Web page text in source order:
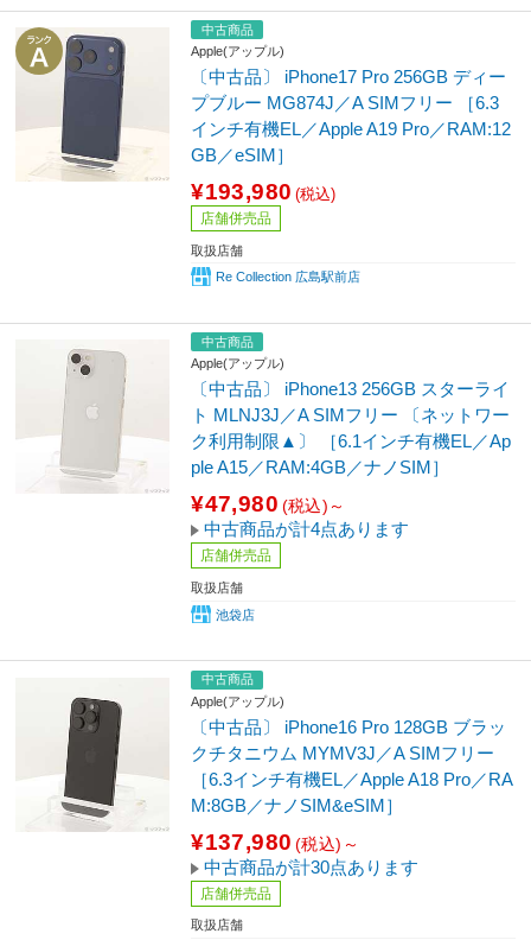
中古商品
Apple(アップル)
〔中古品〕 iPhone17 Pro 256GB ディー
プブルー MG874J／A SIMフリー ［6.3
インチ有機EL／Apple A19 Pro／RAM:12
GB／eSIM］
¥193,980 (税込)
店舗併売品
取扱店舗
Re Collection 広島駅前店
中古商品
Apple(アップル)
〔中古品〕 iPhone13 256GB スターライ
ト MLNJ3J／A SIMフリー 〔ネットワー
ク利用制限▲〕 ［6.1インチ有機EL／Ap
ple A15／RAM:4GB／ナノSIM］
¥47,980 (税込)～
中古商品が計4点あります
店舗併売品
取扱店舗
池袋店
中古商品
Apple(アップル)
〔中古品〕 iPhone16 Pro 128GB ブラッ
クチタニウム MYMV3J／A SIMフリー
［6.3インチ有機EL／Apple A18 Pro／RA
M:8GB／ナノSIM&eSIM］
¥137,980 (税込)～
中古商品が計30点あります
店舗併売品
取扱店舗